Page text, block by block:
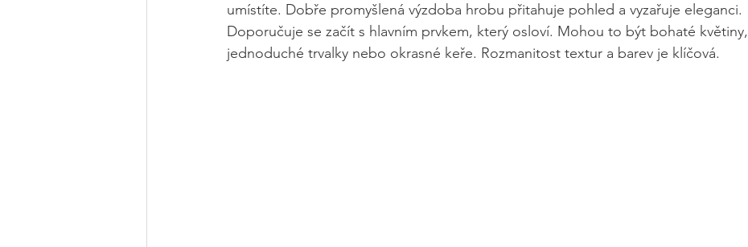
umístíte. Dobře promyšlená výzdoba hrobu přitahuje pohled a vyzařuje eleganci.
Doporučuje se začít s hlavním prvkem, který osloví. Mohou to být bohaté květiny,
jednoduché trvalky nebo okrasné keře. Rozmanitost textur a barev je klíčová.